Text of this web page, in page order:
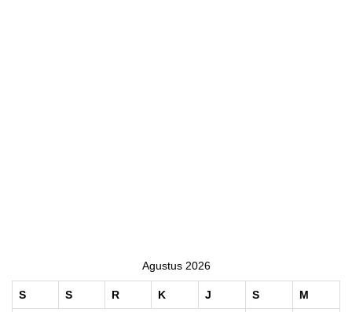
Agustus 2026
S S R K J S M